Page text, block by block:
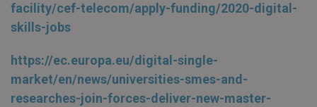
facility/cef-telecom/apply-funding/2020-digital-
skills-jobs
https://ec.europa.eu/digital-single-
market/en/news/universities-smes-and-
researches-join-forces-deliver-new-master-